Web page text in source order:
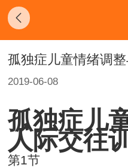
孤独症儿童情绪调
2019-06-08
孤独症儿
人际交往
第1节